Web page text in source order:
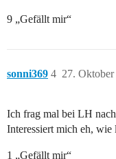
9 „Gefällt mir“
sonni369 27.
4
Ich frag mal bei LH
Interessiert mich eh,
1 „Gefällt mir“